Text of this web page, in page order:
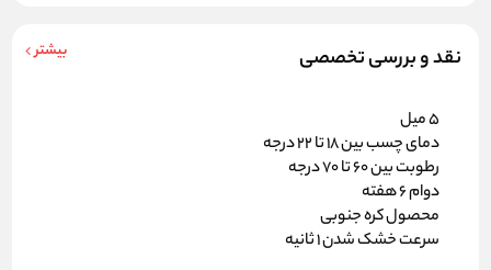
نقد و بررسی تخصصی بیشتر
5 میل
دمای چسب بین 18 تا 22 درجه
رطوبت بین 60 تا 70 درجه
دوام 6 هفته
محصول کره جنوبی
سرعت خشک شدن 1 ثانیه